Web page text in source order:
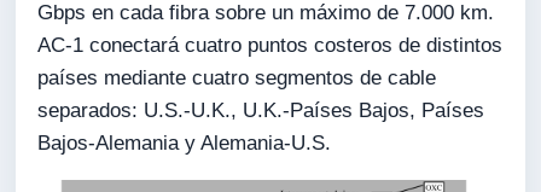
Gbps en cada fibra sobre un máximo de 7.000 km.
AC-1 conectará cuatro puntos costeros de distintos
países mediante cuatro segmentos de cable
separados: U.S.-U.K., U.K.-Países Bajos, Países
Bajos-Alemania y Alemania-U.S.